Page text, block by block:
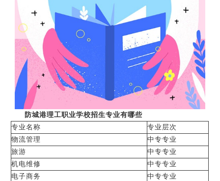
防城港理工职业学校招生专业有哪些
专业名称
专业层次
物流管理
中专专业
旅游
中专专业
机电维修
中专专业
电子商务
中专专业